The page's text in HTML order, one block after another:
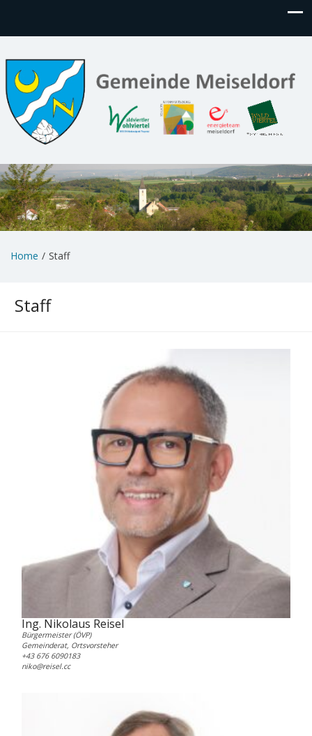
Home Staff
Staff
Ing. Nikolaus Reisel
Bürgermeister (ÖVP)
Gemeinderat, Ortsvorsteher
+43 676 6090183
niko@reisel.cc